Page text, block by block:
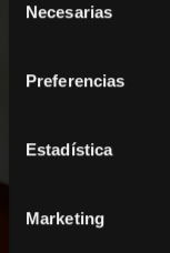
Necesarias
Preferencias
Estadística
Marketing